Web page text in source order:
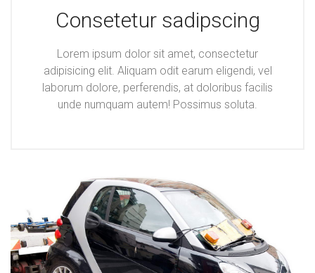
Consetetur sadipscing
Lorem ipsum dolor sit amet, consectetur
adipisicing elit. Aliquam odit earum eligendi, vel
laborum dolore, perferendis, at doloribus facilis
unde numquam autem! Possimus soluta.